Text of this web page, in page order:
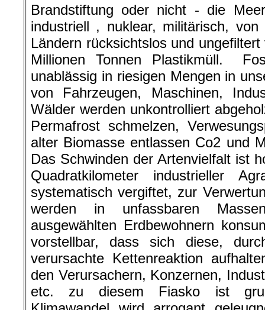
Brandstiftung oder nicht - die
industriell , nuklear, militärisch,
Ländern rücksichtslos und
Millionen Tonnen Plastikmüll.
unablässig in riesigen Mengen in
von Fahrzeugen, Maschinen,
Wälder werden unkontrolliert
Permafrost schmelzen,
alter Biomasse entlassen Co2 und
Das Schwinden der Artenvielfalt ist
Quadratkilometer industrieller
systematisch vergiftet, zur
werden in unfassbaren
ausgewählten Erdbewohnern
vorstellbar, dass sich diese,
verursachte Kettenreaktion
den Verursachern, Konzernen,
etc. zu diesem Fiasko ist